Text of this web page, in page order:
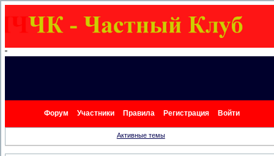
"
Форум Участники Правила Регистрация Войти
Активные темы